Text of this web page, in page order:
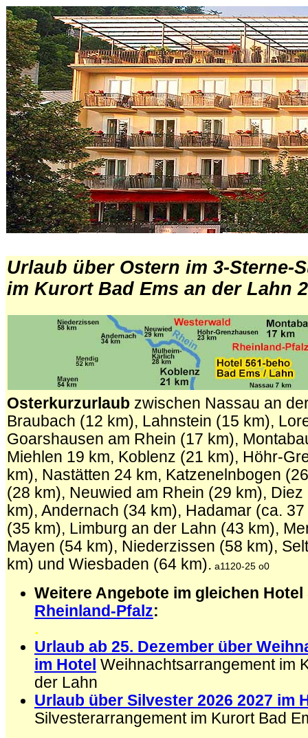
Urlaub über Ostern im 3-Sterne-
im Kurort Bad Ems an der Lahn
Osterkurzurlaub zwischen Nassau an
Braubach (12 km), Lahnstein (15 km),
Goarshausen am Rhein (17 km),
Miehlen 19 km, Koblenz (21 km), Höhr-
km), Nastätten 24 km, Katzenelnbogen
(28 km), Neuwied am Rhein (29 km),
km), Andernach (34 km), Hadamar (ca.
(35 km), Limburg an der Lahn (43 km),
Mayen (54 km), Niederzissen (58 km),
km) und Wiesbaden (64 km). a1120-25 o0
Weitere Angebote im gleichen Hotel
Rheinland-Pfalz:
.
Urlaub ab 25. Dezember über
im Hotel Weihnachtsarrangement im
der Lahn
Urlaub über Silvester 2026 2027 im
Silvesterarrangement im Kurort Bad